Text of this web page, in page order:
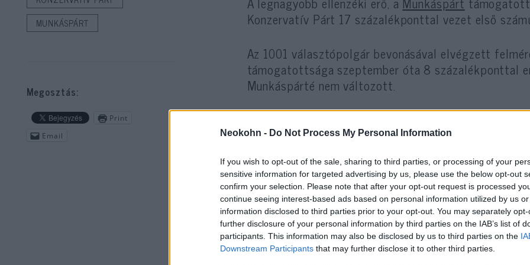
Neokohn - Do Not Process My Personal Information
If you wish to opt-out of the sale, sharing to third parties, or processing of your
sensitive information for targeted advertising by us, please use the below opt-out
confirm your selection. Please note that after your opt-out request is processed
continue seeing interest-based ads based on personal information utilized by us
information disclosed to third parties prior to your opt-out. You may separately
further disclosure of your personal information by third parties on the IAB’s list of
participants. This information may also be disclosed by us to third parties on the
Downstream Participants that may further disclose it to other third parties.
Konzervatív Párt 17 százalékponttal vezet első
Az 1001 választópolgár bevonásával elvégzett
támogatottsága szeptember óta 8 százalékponttal
Munkáspárté nem változott.
Az Ipsos MORI adatai szerint a
nem volt ilyen népszerű, és 2017
előnnyel a Munkáspárt előtt.
A hagyományosan harmadik legnagyobb országos
Demokratákra jelenleg 20 százaléknyian
előző hónaphoz képest.
MUNKÁSPÁRT
Megosztás:
Print
Email